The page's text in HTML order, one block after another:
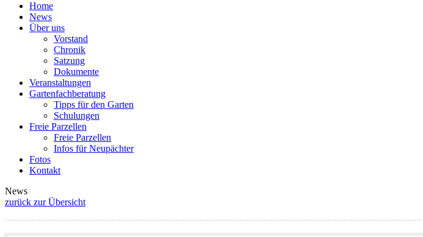
Home
News
Über uns
Vorstand
Chronik
Satzung
Dokumente
Veranstaltungen
Gartenfachberatung
Tipps für den Garten
Schulungen
Freie Parzellen
Freie Parzellen
Infos für Neupächter
Fotos
Kontakt
News
zurück zur Übersicht